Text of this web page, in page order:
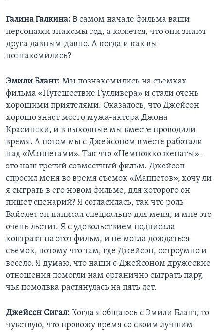
Галина Галкина: В самом начале фильма ваши
персонажи знакомы год, а кажется, что они знают
друга давным-давно. А когда и как вы
познакомились?
Эмили Блант: Мы познакомились на съемках
фильма «Путешествие Гулливера» и стали очень
хорошими приятелями. Оказалось, что Джейсон
хорошо знает моего мужа-актера Джона
Красински, и в выходные мы вместе проводили
время. А потом мы с Джейсоном вместе работали
над «Маппетами». Так что «Немножко женаты» –
это наш третий совместный фильм. Джейсон
спросил меня во время съемок «Маппетов», хочу ли
я сыграть в его новом фильме, для которого он
пишет сценарий? Я согласилась, так что роль
Вайолет он написал специально для меня, и мне это
очень льстит. Я с удовольствием подписала
контракт на этот фильм, и не могла дождаться
съемок, потому что там, где Джейсон, остроумно и
весело. Я думаю, что наши с Джейсоном дружеские
отношения помогли нам органично сыграть пару,
чья помолвка растянулась на пять лет.
Джейсон Сигал: Когда я общаюсь с Эмили Блант, то
чувствую, что провожу время со своим лучшим